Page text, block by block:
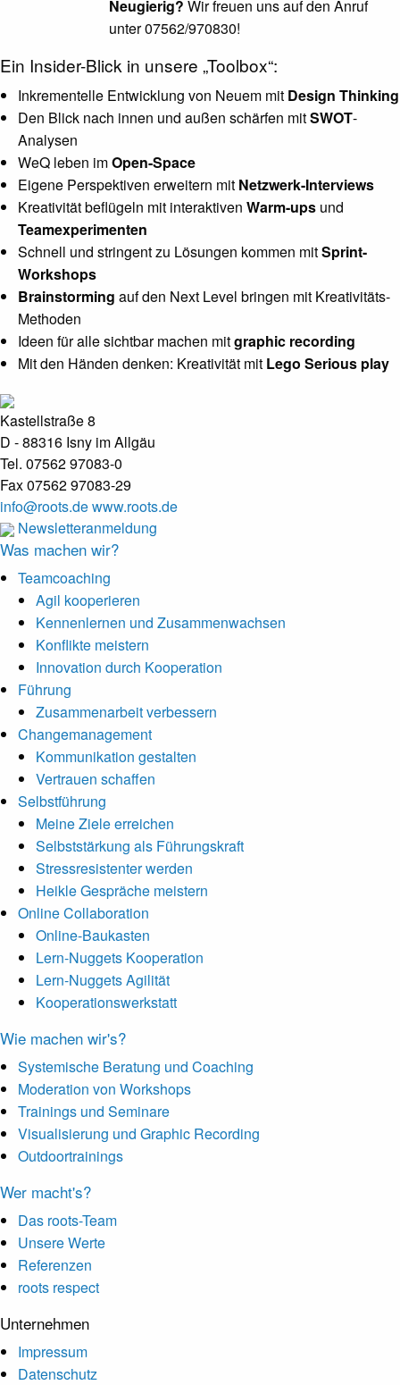
Neugierig? Wir freuen uns auf den Anruf
unter 07562/970830!
Ein Insider-Blick in unsere „Toolbox“:
Inkrementelle Entwicklung von Neuem mit Design Thinking
Den Blick nach innen und außen schärfen mitSWOT-
Analysen
WeQ leben imOpen-Space
Eigene Perspektiven erweitern mit Netzwerk-Interviews
Kreativität beflügeln mit interaktiven Warm-ups und
Teamexperimenten
Schnell und stringent zu Lösungen kommen mitSprint-
Workshops
Brainstorming auf den Next Level bringen mit Kreativitäts-
Methoden
Ideen für alle sichtbar machen mitgraphic recording
Mit den Händen denken: Kreativität mit Lego Serious play
Kastellstraße 8
D - 88316 Isny im Allgäu
Tel. 07562 97083-0
Fax 07562 97083-29
info@roots.dewww.roots.de
Newsletteranmeldung
Was machen wir?
Teamcoaching
Agil kooperieren
Kennenlernen und Zusammenwachsen
Konflikte meistern
Innovation durch Kooperation
Führung
Zusammenarbeit verbessern
Changemanagement
Kommunikation gestalten
Vertrauen schaffen
Selbstführung
Meine Ziele erreichen
Selbststärkung als Führungskraft
Stressresistenter werden
Heikle Gespräche meistern
Online Collaboration
Online-Baukasten
Lern-Nuggets Kooperation
Lern-Nuggets Agilität
Kooperationswerkstatt
Wie machen wir's?
Systemische Beratung und Coaching
Moderation von Workshops
Trainings und Seminare
Visualisierung und Graphic Recording
Outdoortrainings
Wer macht's?
Das roots-Team
Unsere Werte
Referenzen
roots respect
Unternehmen
Impressum
Datenschutz